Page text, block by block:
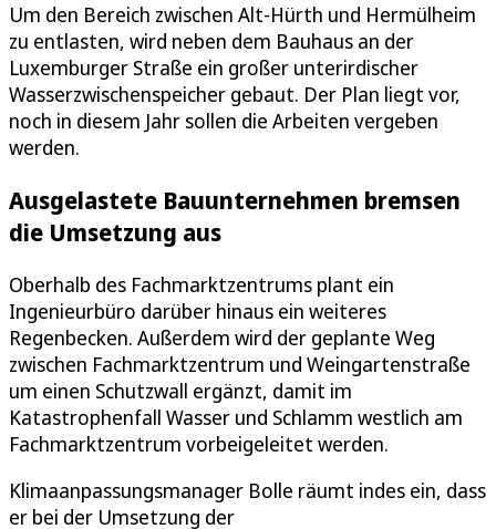
Um den Bereich zwischen Alt-Hürth und Hermülheim
zu entlasten, wird neben dem Bauhaus an der
Luxemburger Straße ein großer unterirdischer
Wasserzwischenspeicher gebaut. Der Plan liegt vor,
noch in diesem Jahr sollen die Arbeiten vergeben
werden.
Ausgelastete Bauunternehmen bremsen
die Umsetzung aus
Oberhalb des Fachmarktzentrums plant ein
Ingenieurbüro darüber hinaus ein weiteres
Regenbecken. Außerdem wird der geplante Weg
zwischen Fachmarktzentrum und Weingartenstraße
um einen Schutzwall ergänzt, damit im
Katastrophenfall Wasser und Schlamm westlich am
Fachmarktzentrum vorbeigeleitet werden.
Klimaanpassungsmanager Bolle räumt indes ein, dass
er bei der Umsetzung der